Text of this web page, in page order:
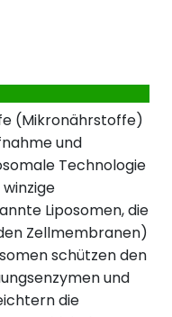
(Mikronährstoffe)
und
Technologie
Liposomen, die
Zellmembranen)
schützen den
und
die